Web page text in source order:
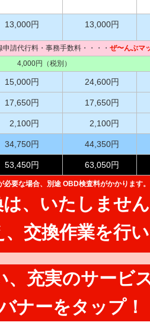
13,000円 13,000円
請代行料・事務手数料・・・・ ぜ〜んぶマ
4,000円（税別）
15,000円 24,600円
17,650円 17,650円
2,100円 2,100円
34,750円 44,350円
53,450円 63,050円
要な場合、別途 OBD検査料がかかります。
、 いたしませ
交換作業を行
充実のサービ
ナーをタップ！